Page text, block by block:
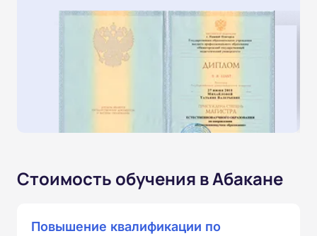
Стоимость обучения в Абакане
Повышение квалификации по